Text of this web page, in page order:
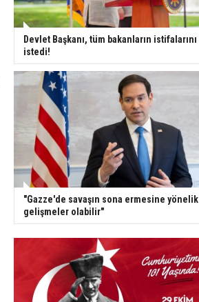
Devlet Başkanı, tüm bakanların istifalarını
istedi!
"Gazze'de savaşın sona ermesine yönelik
gelişmeler olabilir"